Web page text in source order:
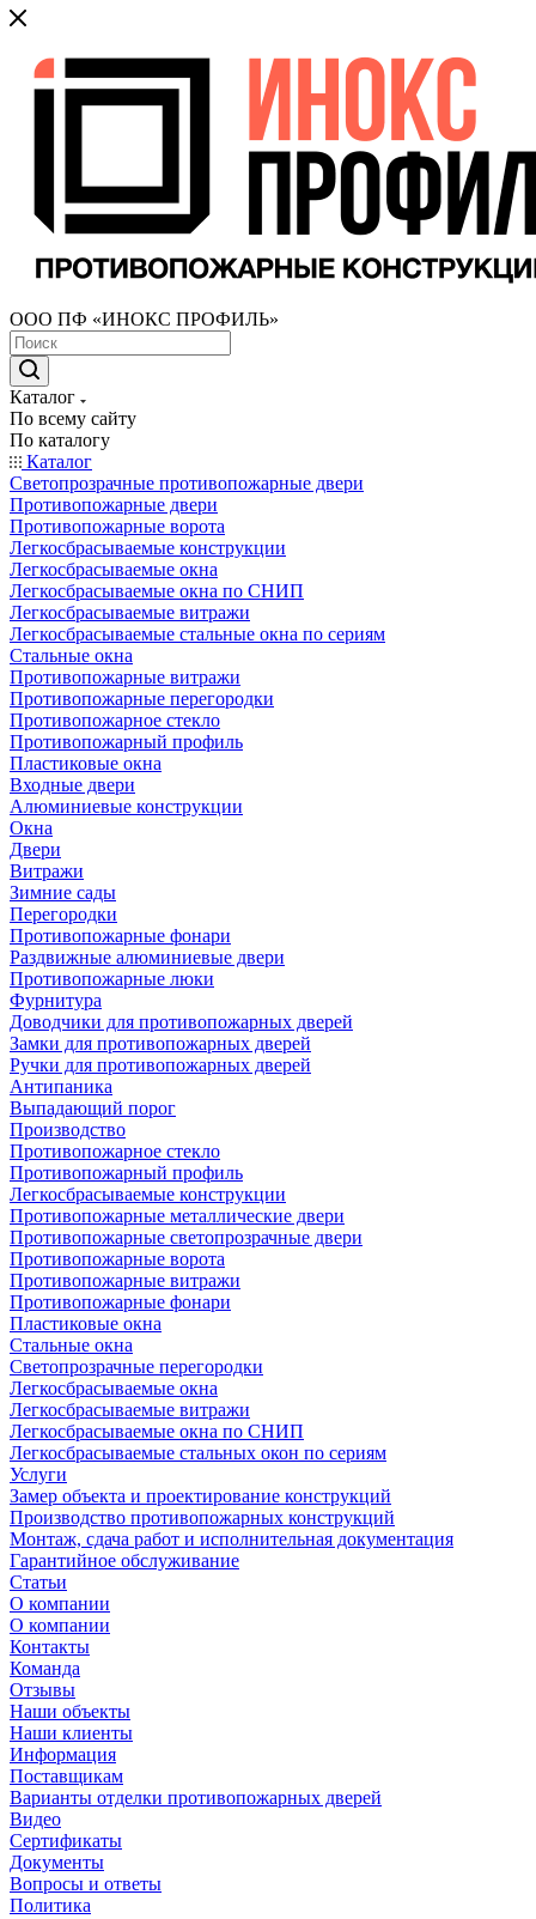
ООО ПФ «ИНОКС ПРОФИЛЬ»
Каталог
По всему сайту
По каталогу
Каталог
Светопрозрачные противопожарные двери
Противопожарные двери
Противопожарные ворота
Легкосбрасываемые конструкции
Легкосбрасываемые окна
Легкосбрасываемые окна по СНИП
Легкосбрасываемые витражи
Легкосбрасываемые стальные окна по сериям
Стальные окна
Противопожарные витражи
Противопожарные перегородки
Противопожарное стекло
Противопожарный профиль
Пластиковые окна
Входные двери
Алюминиевые конструкции
Окна
Двери
Витражи
Зимние сады
Перегородки
Противопожарные фонари
Раздвижные алюминиевые двери
Противопожарные люки
Фурнитура
Доводчики для противопожарных дверей
Замки для противопожарных дверей
Ручки для противопожарных дверей
Антипаника
Выпадающий порог
Производство
Противопожарное стекло
Противопожарный профиль
Легкосбрасываемые конструкции
Противопожарные металлические двери
Противопожарные светопрозрачные двери
Противопожарные ворота
Противопожарные витражи
Противопожарные фонари
Пластиковые окна
Стальные окна
Светопрозрачные перегородки
Легкосбрасываемые окна
Легкосбрасываемые витражи
Легкосбрасываемые окна по СНИП
Легкосбрасываемые стальных окон по сериям
Услуги
Замер объекта и проектирование конструкций
Производство противопожарных конструкций
Монтаж, сдача работ и исполнительная документация
Гарантийное обслуживание
Статьи
О компании
О компании
Контакты
Команда
Отзывы
Наши объекты
Наши клиенты
Информация
Поставщикам
Варианты отделки противопожарных дверей
Видео
Сертификаты
Документы
Вопросы и ответы
Политика